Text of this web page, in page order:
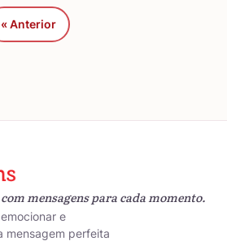
« Anterior
mensagens para cada momento.
e
mensagem perfeita